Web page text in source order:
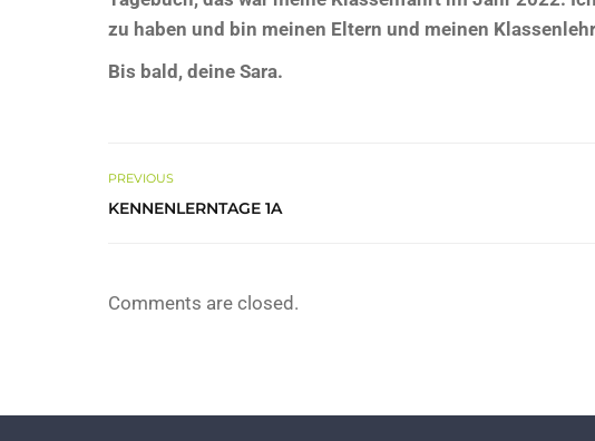
zu haben und bin meinen Eltern und meinen
Bis bald, deine Sara.
PREVIOUS
KENNENLERNTAGE 1A
Comments are closed.